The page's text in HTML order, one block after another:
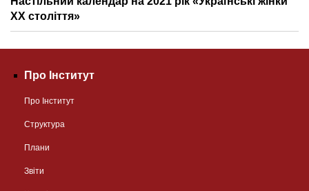
ХХ століття»
Про Інститут
Про Інститут
Структура
Плани
Звіти